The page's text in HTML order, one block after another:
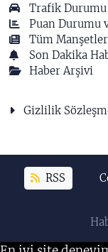
Trafik Durumu
Puan Durumu
Tüm Manşetler
Son Dakika
Haber Arşivi
Gizlilik
RSS